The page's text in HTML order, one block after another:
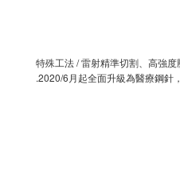
特殊工法 / 雷射精準切割、高強
.2020/6 月起全面升級為醫療鋼針